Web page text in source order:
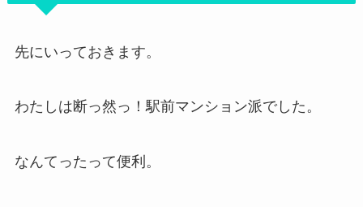
先にいっておきます。
わたしは断っ然っ！駅前マンション派でした。
なんてったって便利。